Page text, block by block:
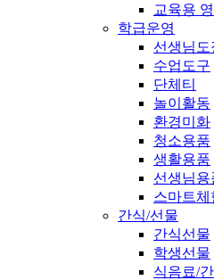
교육용
학급운영
선생님도
수업도구
단체티
놀이활동
환경미화
청소용품
생활용품
선생님용
스마트체
간식/선물
간식선물
학생선물
식음료/